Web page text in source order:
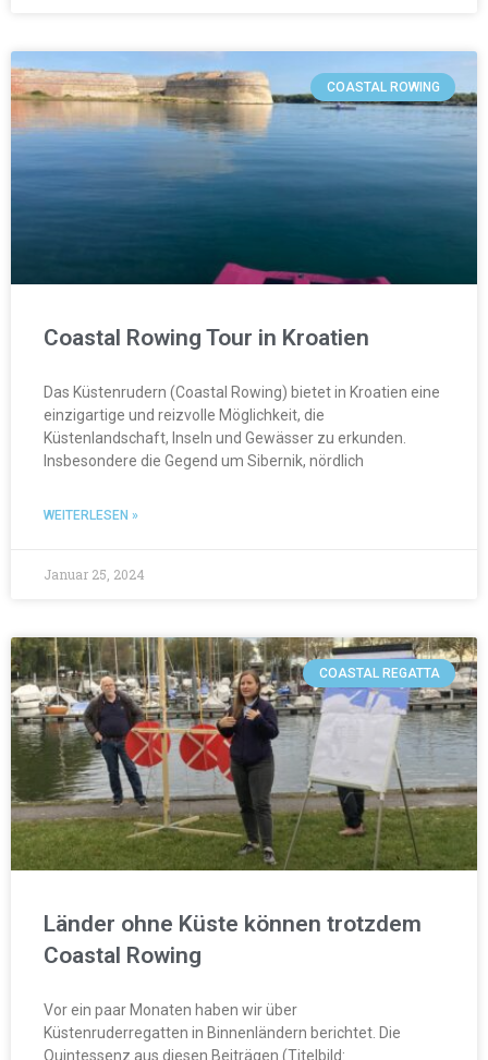
COASTAL ROWING
Coastal Rowing Tour in Kroatien
Das Küstenrudern (Coastal Rowing) bietet in Kroatien eine
einzigartige und reizvolle Möglichkeit, die
Küstenlandschaft, Inseln und Gewässer zu erkunden.
Insbesondere die Gegend um Sibernik, nördlich
WEITERLESEN »
Januar 25, 2024
COASTAL REGATTA
Länder ohne Küste können trotzdem
Coastal Rowing
Vor ein paar Monaten haben wir über
Küstenruderregatten in Binnenländern berichtet. Die
Quintessenz aus diesen Beiträgen (Titelbild: